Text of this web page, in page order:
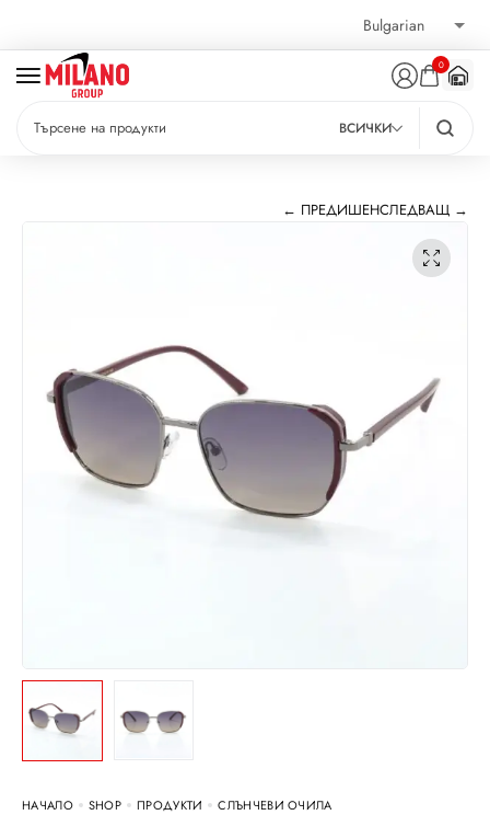
0
ВСИЧКИ
← ПРЕДИШЕНСЛЕДВАЩ →
НАЧАЛО SHOP ПРОДУКТИ
СЛЪНЧЕВИ ОЧИЛА